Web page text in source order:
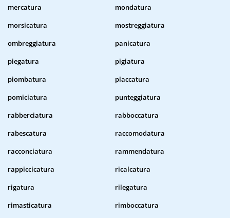
mercatura
mondatura
morsicatura
mostreggiatura
ombreggiatura
panicatura
piegatura
pigiatura
piombatura
placcatura
pomiciatura
punteggiatura
rabberciatura
rabboccatura
rabescatura
raccomodatura
racconciatura
rammendatura
rappiccicatura
ricalcatura
rigatura
rilegatura
rimasticatura
rimboccatura